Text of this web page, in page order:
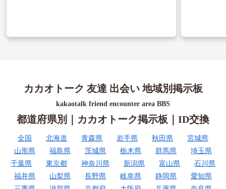
カカオトーク 友達 出会い 地域別掲示板
kakaotalk friend encounter area BBS
都道府県別｜カカオトーク掲示板｜ID交換
全国 北海道 青森県 岩手県 秋田県
宮城県
山形県
福島県 茨城県 栃木県 群馬県
埼玉県
千葉県
東京都 神奈川県 新潟県 富山県
石川県
福井県
山梨県 長野県 岐阜県 静岡県
愛知県